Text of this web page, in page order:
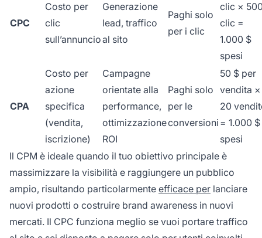
CPC
Costo per
clic
sull’annuncio
Generazione
lead, traffico
al sito
Paghi solo
per i clic
clic ×
clic =
1.000 $
spesi
CPA
Costo per
azione
specifica
(vendita,
iscrizione)
Campagne
orientate alla
performance,
ottimizzazione
ROI
Paghi solo
per le
conversioni
50 $ per
vendita ×
20
= 1.000 $
spesi
Il CPM è ideale quando il tuo obiettivo principale è
massimizzare la visibilità e raggiungere un pubblico
ampio, risultando particolarmente efficace per lanciare
nuovi prodotti o costruire brand awareness in nuovi
mercati. Il CPC funziona meglio se vuoi portare traffico